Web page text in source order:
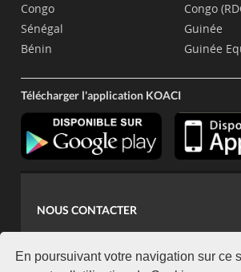
En poursuivant votre navigation sur ce
Congo
Sénégal
Bénin
Congo
Guinée
Guinée
Télécharger l'application KOACI
NOUS CONTACTER
koaci@yahoo.fr